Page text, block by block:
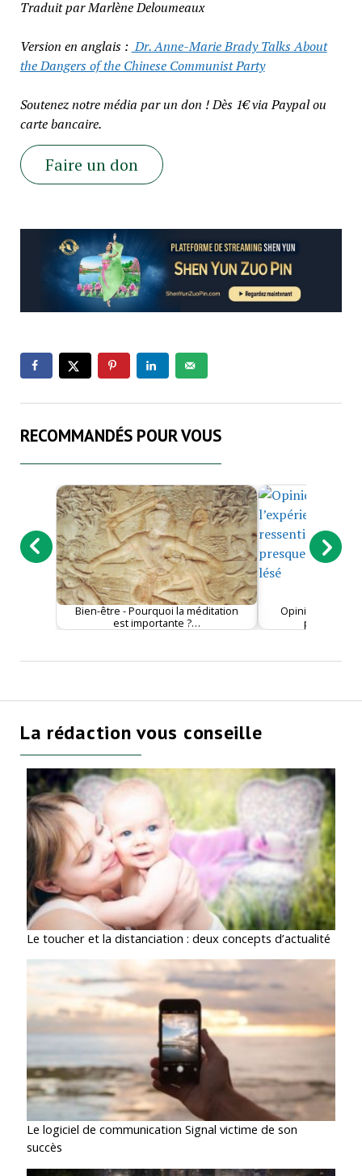
Traduit par Marlène Deloumeaux
Version en anglais : Dr. Anne-Marie Brady Talks About
the Dangers of the Chinese Communist Party
Soutenez notre média par un don ! Dès 1€ via Paypal ou
carte bancaire.
Faire un don
RECOMMANDÉS POUR VOUS
Bien-être - Pourquoi la méditation
est importante ?…
Opinion -
La rédaction vous conseille
Le toucher et la distanciation : deux concepts d’actualité
Le logiciel de communication Signal victime de son
succès